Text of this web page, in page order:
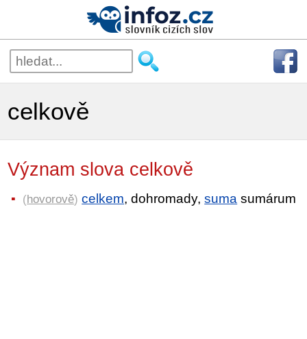
celkově
Význam slova celkově
(hovorově) celkem, dohromady,suma sumárum